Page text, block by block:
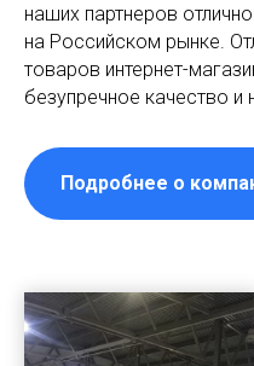
наших партнеров
на Российском рынке.
товаров интернет-
безупречное качество и
Подробнее о